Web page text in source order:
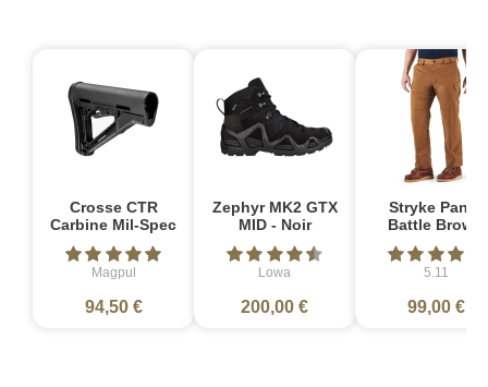
Crosse CTR
Carbine Mil-Spec
Magpul
94,50 €
Zephyr MK2 GTX
MID - Noir
Lowa
200,00 €
Stryke Pant -
Battle Brown
5.11
99,00 €